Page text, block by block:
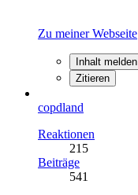
Zu meiner Webseite
Inhalt melden
Zitieren
copdland
Reaktionen
215
Beiträge
541